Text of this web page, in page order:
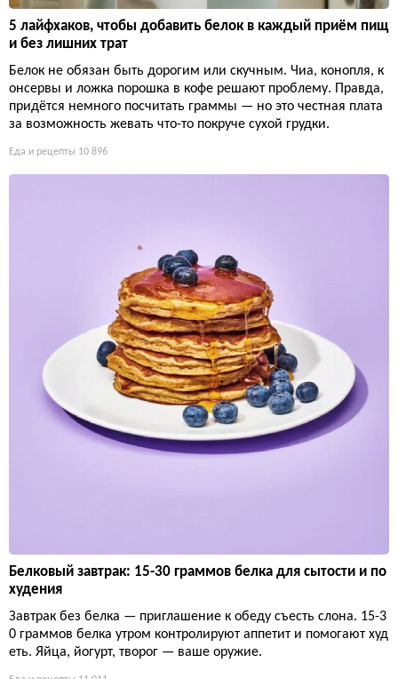
5 лайфхаков, чтобы добавить белок в каждый приём пищ
и без лишних трат
Белок не обязан быть дорогим или скучным. Чиа, конопля, к
онсервы и ложка порошка в кофе решают проблему. Правда,
придётся немного посчитать граммы — но это честная плата
за возможность жевать что-то покруче сухой грудки.
Еда и рецепты 10 896
Белковый завтрак: 15-30 граммов белка для сытости и по
худения
Завтрак без белка — приглашение к обеду съесть слона. 15-3
0 граммов белка утром контролируют аппетит и помогают худ
еть. Яйца, йогурт, творог — ваше оружие.